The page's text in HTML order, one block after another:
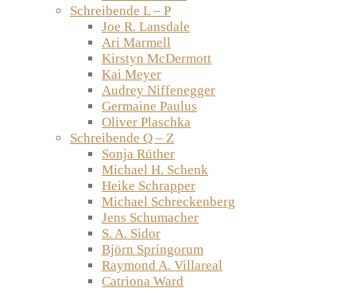
Schreibende L – P
Joe R. Lansdale
Ari Marmell
Kirstyn McDermott
Kai Meyer
Audrey Niffenegger
Germaine Paulus
Oliver Plaschka
Schreibende Q – Z
Sonja Rüther
Michael H. Schenk
Heike Schrapper
Michael Schreckenberg
Jens Schumacher
S. A. Sidor
Björn Springorum
Raymond A. Villareal
Catriona Ward